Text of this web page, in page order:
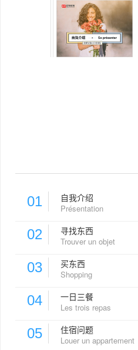
01 自我介绍
Présentation
02 寻找东西
Trouver un objet
03 买东西
Shopping
04 一日三餐
Les trois repas
05 住宿问题
Louer un appartement